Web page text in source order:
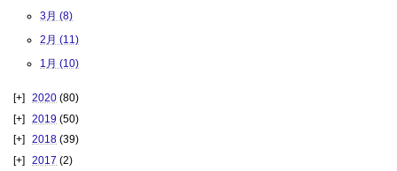
3月 (8)
2月 (11)
1月 (10)
2020 (80)
2019 (50)
2018 (39)
2017 (2)